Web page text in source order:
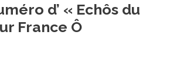
d’ « Echôs du
France Ô